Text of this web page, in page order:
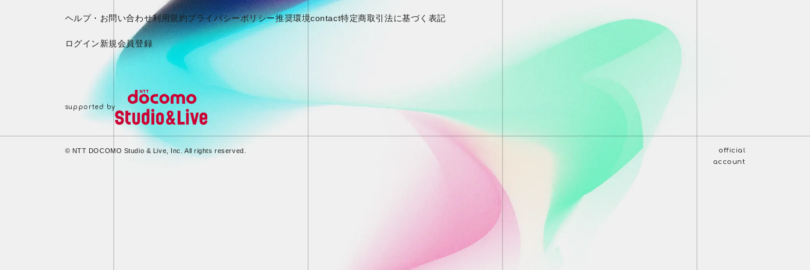
ヘルプ・お問い合わせ利用規約プライバシーポリシー推奨環境contact特定商取引法に基づく表記
ログイン新規会員登録
© NTT DOCOMO Studio & Live, Inc. All rights reserved.